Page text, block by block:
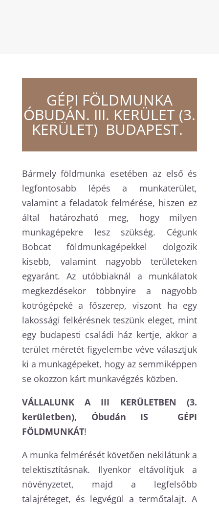
GÉPI FÖLDMUNKA
ÓBUDÁN. III. KERÜLET (3.
KERÜLET) BUDAPEST.
Bármely földmunka esetében az első és
legfontosabb lépés a munkaterület,
valamint a feladatok felmérése, hiszen ez
által határozható meg, hogy milyen
munkagépekre lesz szükség. Cégunk
Bobcat földmunkagépekkel dolgozik
kisebb, valamint nagyobb területeken
egyaránt. Az utóbbiaknál a munkálatok
megkezdésekor többnyire a nagyobb
kotrógépeké a főszerep, viszont ha egy
lakossági felkérésnek teszünk eleget, mint
egy budapesti családi ház kertje, akkor a
terület méretét figyelembe véve választjuk
ki a munkagépeket, hogy az semmiképpen
se okozzon kárt munkavégzés közben.
VÁLLALUNK A III KERÜLETBEN (3.
kerületben), Óbudán IS GÉPI
FÖLDMUNKÁT!
A munka felmérését követően nekilátunk a
telektisztításnak. Ilyenkor eltávolítjuk a
növényzetet, majd a legfelsőbb
talajréteget, és legvégül a termőtalajt. A